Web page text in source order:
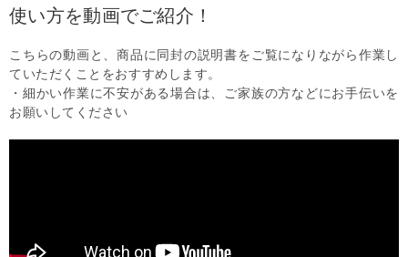
使い方を動画でご紹介！
こちらの動画と、商品に同封の説明書をご覧になりながら作業し
ていただくことをおすすめします。
・細かい作業に不安がある場合は、ご家族の方などにお手伝いを
お願いしてください